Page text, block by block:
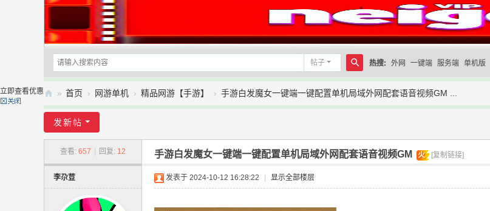
帖子
搜
索
热搜: 外网 一键端 服务端 单机版
内
网
» 首页 › 网游单机 › 精品网游【手游】 › 手游白发魔女一键端一键配置单机局域外网配套语音视频GM ...
发新帖
查看: 657 回复: 12 手游白发魔女一键端一键配置单机局域外网配套语音视频GM 火 [复制链接]
李尕荳 发表于 2024-10-12 16:28:22 显示全部楼层
立即查看优惠